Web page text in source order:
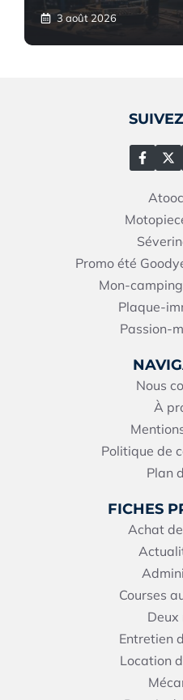
3 août 2026
FICHES
Achat
Courses
Deux
Entretien
Location
Nous
À
Politique de
Plan
Promo été
Mon-
Plaque-
Passion-